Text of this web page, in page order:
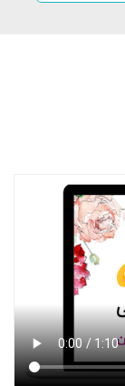
حاجی ‌آباد
علی‌آباد کتول
آق‌ قلا